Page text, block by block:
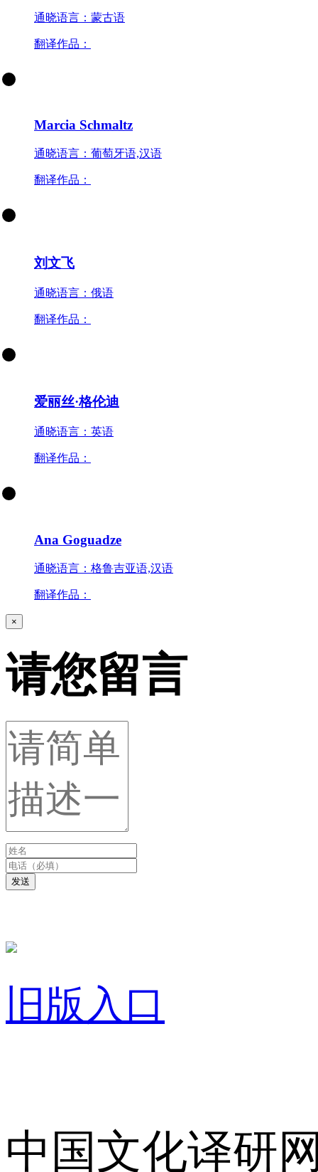
通晓语言：蒙古语
翻译作品：
Marcia Schmaltz
通晓语言：葡萄牙语,汉语
翻译作品：
刘文飞
通晓语言：俄语
翻译作品：
爱丽丝·格伦迪
通晓语言：英语
翻译作品：
Ana Goguadze
通晓语言：格鲁吉亚语,汉语
翻译作品：
×
请您留言
发送
旧版入口
中国文化译研